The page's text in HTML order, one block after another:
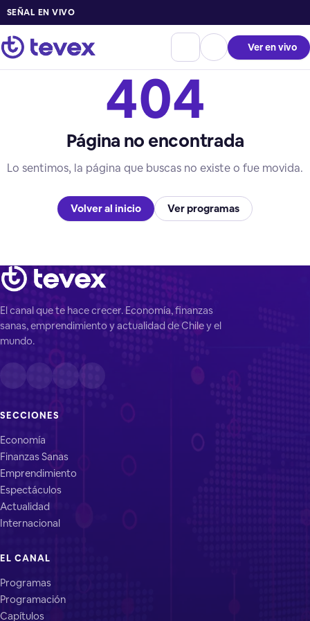
SEÑAL EN VIVO
Ver en vivo
404
Página no encontrada
Lo sentimos, la página que buscas no existe o fue movida.
Volver al inicio Ver programas
El canal que te hace crecer. Economía, finanzas
sanas, emprendimiento y actualidad de Chile y el
mundo.
SECCIONES
Economía
Finanzas Sanas
Emprendimiento
Espectáculos
Actualidad
Internacional
EL CANAL
Programas
Programación
Capítulos